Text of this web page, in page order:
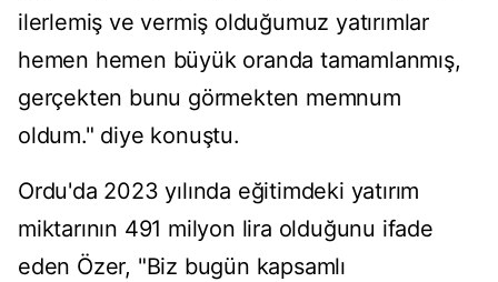
ilerlemiş ve vermiş olduğumuz yatırımlar
hemen hemen büyük oranda tamamlanmış,
gerçekten bunu görmekten memnum
oldum." diye konuştu.
Ordu'da 2023 yılında eğitimdeki yatırım
miktarının 491 milyon lira olduğunu ifade
eden Özer, "Biz bugün kapsamlı